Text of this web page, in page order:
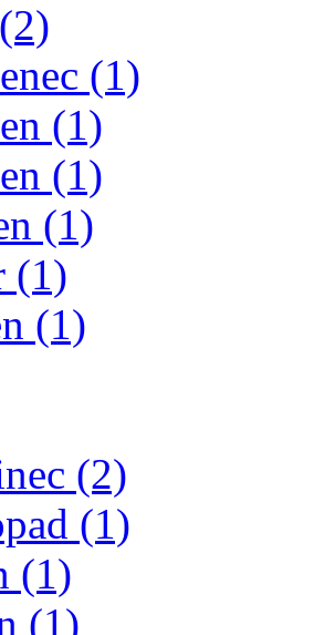
(2)
(1)
(1)
(1)
(1)
(1)
(1)
(2)
(1)
(1)
(1)